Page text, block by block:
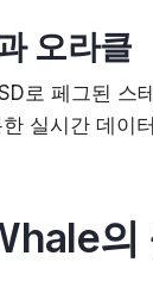
오라클
로 페그된 스
실시간 데이
의